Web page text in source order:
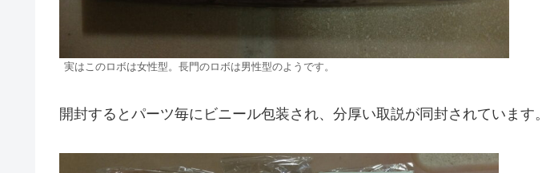
実はこのロボは女性型。長門のロボは男性型のようです。
開封するとパーツ毎にビニール包装され、分厚い取説が同封されています。